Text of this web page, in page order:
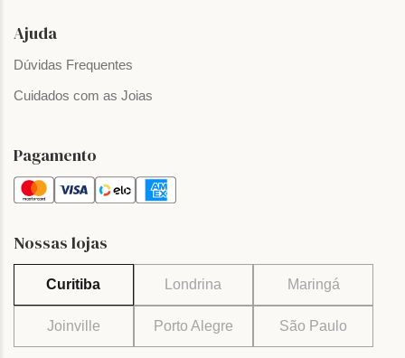
Ajuda
Dúvidas Frequentes
Cuidados com as Joias
Pagamento
Nossas lojas
Curitiba Londrina Maringá
Joinville Porto Alegre São Paulo